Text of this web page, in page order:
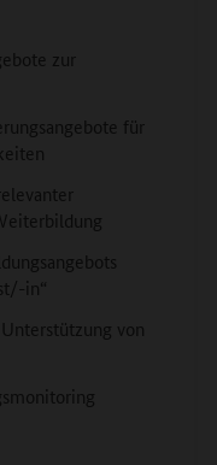
zur
für
in“
von